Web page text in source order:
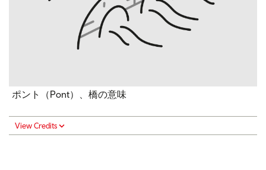
ポント（Pont）、橋の意味
View Credits